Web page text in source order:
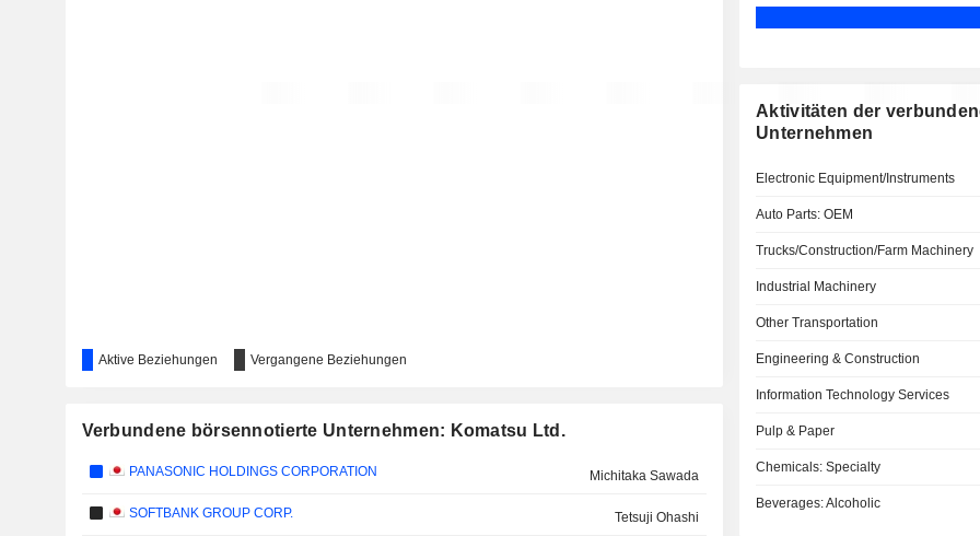
Aktive Beziehungen Vergangene Beziehungen
Verbundene börsennotierte Unternehmen: Komatsu Ltd.
PANASONIC HOLDINGS CORPORATION Michitaka Sawada
SOFTBANK GROUP CORP. Tetsuji Ohashi
Aktivitäten der
Unternehmen
Electronic Equipment/Instruments
Auto Parts: OEM
Trucks/Construction/Farm Machinery
Industrial Machinery
Other Transportation
Engineering & Construction
Information Technology Services
Pulp & Paper
Chemicals: Specialty
Beverages: Alcoholic